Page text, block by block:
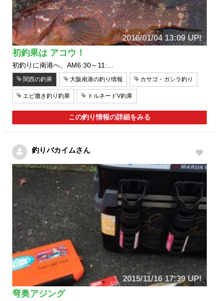
2016/01/04 13:09 UP!
初釣果は アコウ！
初釣りに南港へ、AM6:30～11:…
関西の釣果 大阪南港の釣り情報 カサゴ・ガシラ釣り
エビ撒き釣り釣果 トルネードV釣果
この釣り情報の詳細をみる
釣りバカイムさん
2015/11/16 17:39 UP!
弯奥アジング